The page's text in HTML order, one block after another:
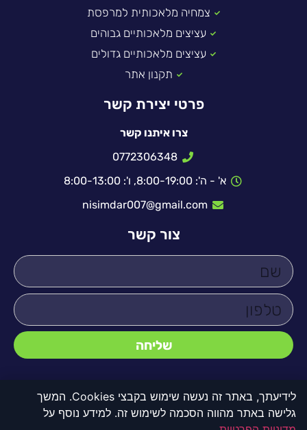
לידיעתך, באתר זה נעשה שימוש בקבצי Cookies. המשך
גלישה באתר מהווה הסכמה לשימוש זה. למידע נוסף על
צמחיה מלאכותית למרפסת
עציצים מלאכותיים גבוהים
עציצים מלאכותיים גדולים
תקנון אתר
פרטי יצירת קשר
צרו איתנו קשר
0772306348
א' - ה': 8:00-19:00, ו': 8:00-13:00
nisimdar007@gmail.com
צור קשר
שליחה
© כל הזכויות שמורות לדקו 2000